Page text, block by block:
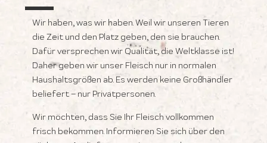
Wir haben, was wir haben. Weil wir unseren Tieren
die Zeit und den Platz geben, den sie brauchen.
Dafür versprechen wir Qualität, die Weltklasse ist!
Daher geben wir unser Fleisch nur in normalen
Haushaltsgrößen ab. Es werden keine Großhändler
beliefert – nur Privatpersonen.
Wir möchten, dass Sie Ihr Fleisch vollkommen
frisch bekommen. Informieren Sie sich über den